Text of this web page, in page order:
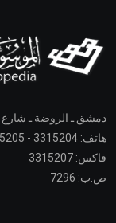
دمشق ـ الروضة ـ شارع
هاتف: 3315204 - 3315205
فاكس: 3315207
ص.ب: 7296